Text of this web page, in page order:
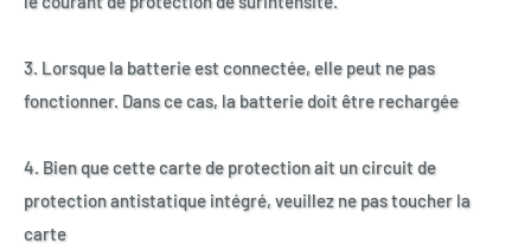
3. Lorsque la batterie est connectée, elle peut ne pas
fonctionner. Dans ce cas, la batterie doit être rechargée
4. Bien que cette carte de protection ait un circuit de
protection antistatique intégré, veuillez ne pas toucher la
carte